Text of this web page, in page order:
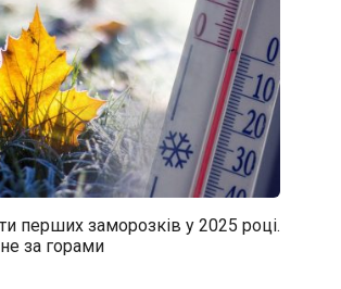
перших заморозків у 2025 році.
за горами